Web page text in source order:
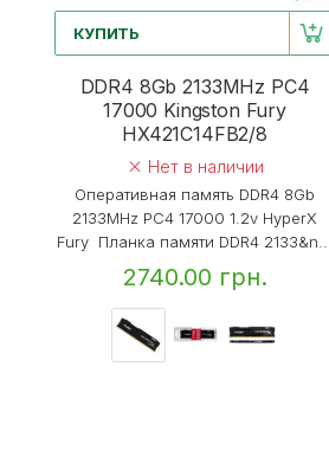
КУПИТЬ
DDR4 8Gb 2133MHz PC4
17000 Kingston Fury
HX421C14FB2/8
Нет в наличии
Оперативная память DDR4 8Gb
2133MHz PC4 17000 1.2v HyperX
Fury Планка памяти DDR4 2133&n...
2740.00 грн.